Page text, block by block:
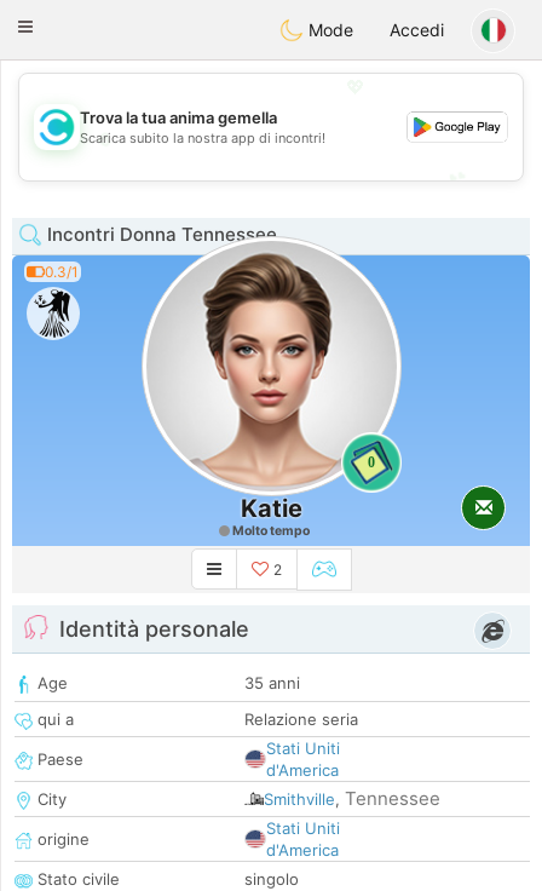
olombiaCitas
Toggle
Mode Accedi
💖
💕
Trova la tua anima gemella
Scarica subito la nostra app di incontri!
Incontri Donna Tennessee
0.3/1
0
Katie
Molto tempo
2
Identità personale
Age
35 anni
qui a
Relazione seria
Paese
Stati Uniti
d'America
City
Smithville, Tennessee
origine
Stati Uniti
d'America
Stato civile
singolo